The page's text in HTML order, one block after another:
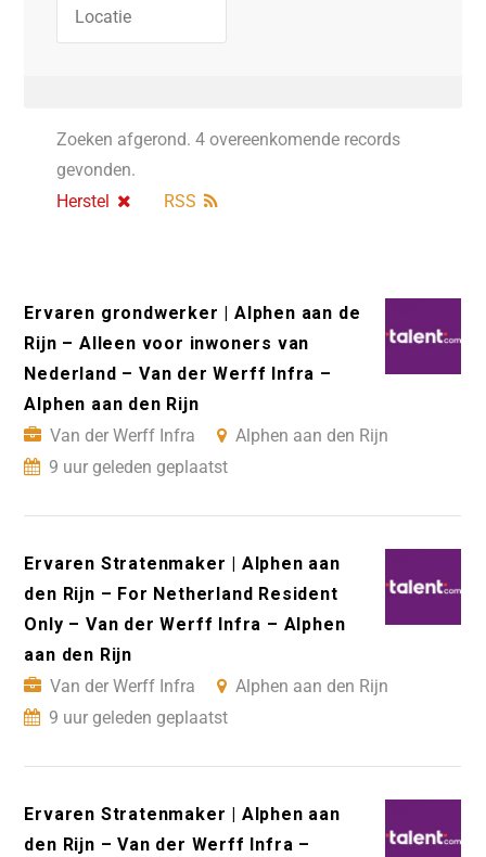
Zoeken afgerond. 4 overeenkomende records
gevonden.
Herstel
RSS
Ervaren grondwerker | Alphen aan de
Rijn – Alleen voor inwoners van
Nederland – Van der Werff Infra –
Alphen aan den Rijn
Van der Werff Infra
Alphen aan den Rijn
9 uur geleden geplaatst
Ervaren Stratenmaker | Alphen aan
den Rijn – For Netherland Resident
Only – Van der Werff Infra – Alphen
aan den Rijn
Van der Werff Infra
Alphen aan den Rijn
9 uur geleden geplaatst
Ervaren Stratenmaker | Alphen aan
den Rijn – Van der Werff Infra –